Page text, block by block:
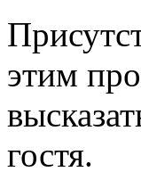
этим
гостя.